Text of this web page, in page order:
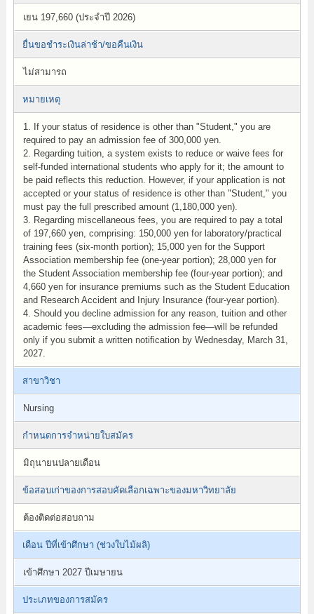
เยน 197,660 (ประจำปี 2026)
ยื่นขอชำระเงินล่าช้า/ขอคืนเงิน
ไม่สามารถ
หมายเหตุ
1. If your status of residence is other than "Student," you are
required to pay an admission fee of 300,000 yen.
2. Regarding tuition, a system exists to reduce or waive fees for
self-funded international students who apply for it; the amount to
be paid reflects this reduction. However, if your application is not
accepted or your status of residence is other than "Student," you
must pay the full prescribed amount (1,180,000 yen).
3. Regarding miscellaneous fees, you are required to pay a total
of 197,660 yen, comprising: 150,000 yen for laboratory/practical
training fees (six-month portion); 15,000 yen for the Support
Association membership fee (one-year portion); 28,000 yen for
the Student Association membership fee (four-year portion); and
4,660 yen for insurance premiums such as the Student Education
and Research Accident and Injury Insurance (four-year portion).
4. Should you decline admission for any reason, tuition and other
academic fees—excluding the admission fee—will be refunded
only if you submit a written notification by Wednesday, March 31,
2027.
สาขาวิชา
Nursing
กำหนดการจำหน่ายใบสมัคร
มิถุนายนปลายเดือน
ข้อสอบเก่าของการสอบคัดเลือกเฉพาะของมหาวิทยาลัย
ต้องติดต่อสอบถาม
เดือน ปีที่เข้าศึกษา (ช่วงใบไม้ผลิ)
เข้าศึกษา 2027 ปีเมษายน
ประเภทของการสมัคร